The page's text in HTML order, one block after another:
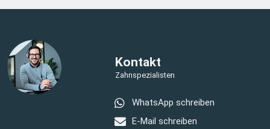
Kontakt
Zahnspezialisten
WhatsApp schreiben
E-Mail schreiben